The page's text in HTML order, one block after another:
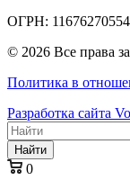
ОГРН:
© 2026 Все права
Политика в
Разработка сайта
Найти
0